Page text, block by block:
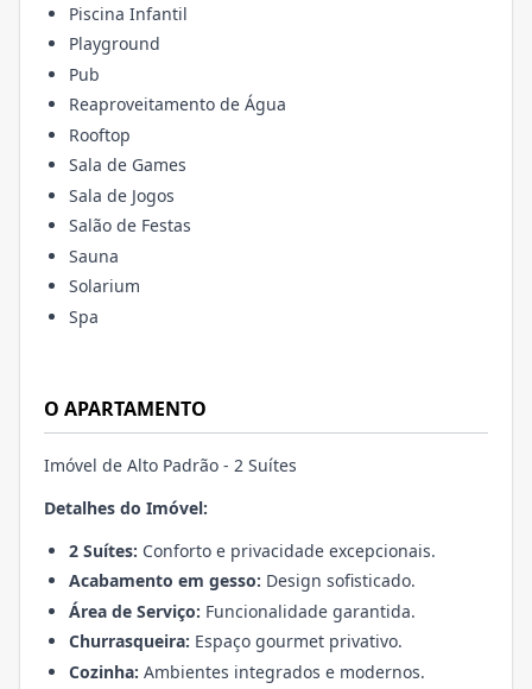
Piscina Infantil
Playground
Pub
Reaproveitamento de Água
Rooftop
Sala de Games
Sala de Jogos
Salão de Festas
Sauna
Solarium
Spa
O APARTAMENTO
Imóvel de Alto Padrão - 2 Suítes
Detalhes do Imóvel:
2 Suítes: Conforto e privacidade excepcionais.
Acabamento em gesso: Design sofisticado.
Área de Serviço: Funcionalidade garantida.
Churrasqueira: Espaço gourmet privativo.
Cozinha: Ambientes integrados e modernos.